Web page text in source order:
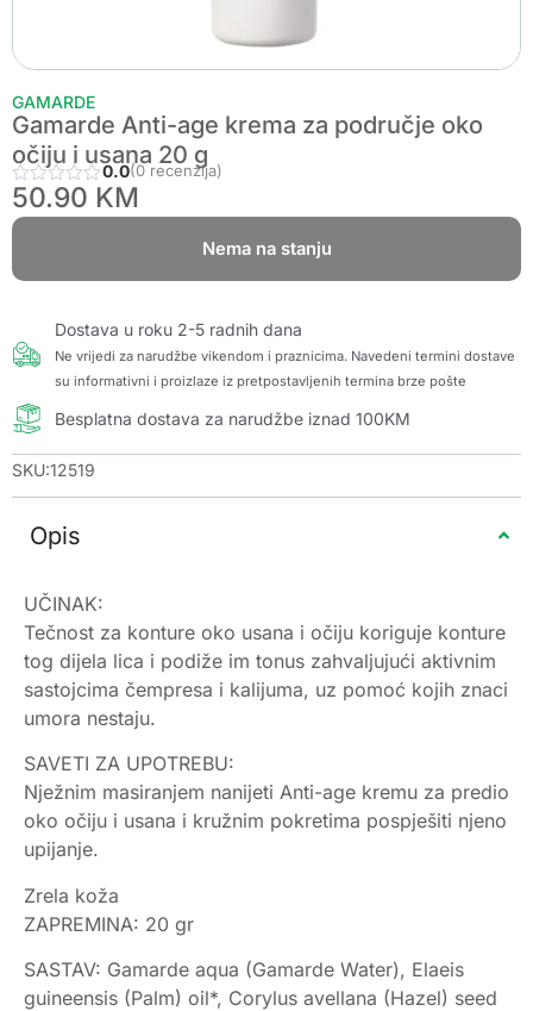
GAMARDE
Gamarde Anti-age krema za područje oko
očiju i usana 20 g
0.0(0 recenzija)
50.90 KM
Nema na stanju
Dostava u roku 2-5 radnih dana
Ne vrijedi za narudžbe vikendom i praznicima. Navedeni termini dostave
su informativni i proizlaze iz pretpostavljenih termina brze pošte
Besplatna dostava za narudžbe iznad 100KM
SKU:12519
Opis
UČINAK:
Tečnost za konture oko usana i očiju koriguje konture
tog dijela lica i podiže im tonus zahvaljujući aktivnim
sastojcima čempresa i kalijuma, uz pomoć kojih znaci
umora nestaju.
SAVETI ZA UPOTREBU:
Nježnim masiranjem nanijeti Anti-age kremu za predio
oko očiju i usana i kružnim pokretima pospješiti njeno
upijanje.
Zrela koža
ZAPREMINA: 20 gr
SASTAV: Gamarde aqua (Gamarde Water), Elaeis
guineensis (Palm) oil*, Corylus avellana (Hazel) seed